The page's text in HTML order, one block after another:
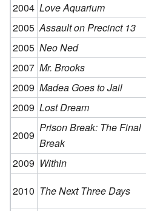
2004 Love Aquarium
2005 Assault on Precinct 13
2005 Neo Ned
2007 Mr. Brooks
2009 Madea Goes to Jail
2009 Lost Dream
2009
Prison Break: The Final
Break
2009 Within
2010 The Next Three Days